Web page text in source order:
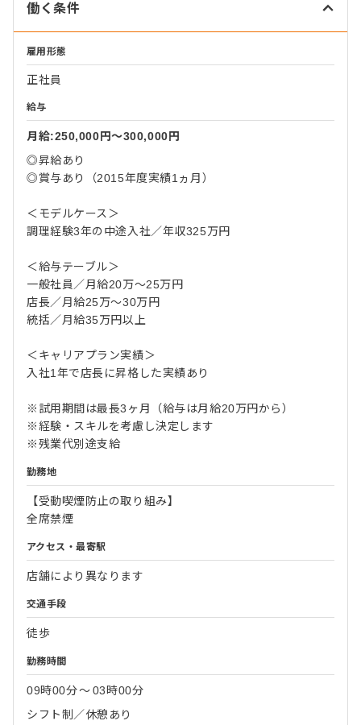
働く条件
雇用形態
正社員
給与
月給:250,000円〜300,000円
◎昇給あり
◎賞与あり（2015年度実績1ヵ月）
＜モデルケース＞
調理経験3年の中途入社／年収325万円
＜給与テーブル＞
一般社員／月給20万～25万円
店長／月給25万～30万円
統括／月給35万円以上
＜キャリアプラン実績＞
入社1年で店長に昇格した実績あり
※試用期間は最長3ヶ月（給与は月給20万円から）
※経験・スキルを考慮し決定します
※残業代別途支給
勤務地
【受動喫煙防止の取り組み】
全席禁煙
アクセス・最寄駅
店舗により異なります
交通手段
徒歩
勤務時間
09時00分〜03時00分
シフト制／休憩あり